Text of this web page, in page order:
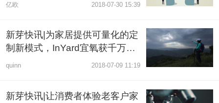
亿欧 2018-07-30 15:39
新芽快讯|为家居提供可量化的定
制新模式，InYard宜氧获千万级
人民币 Pre-A 轮融资
quinn 2018-07-09 11:19
新芽快讯|让消费者体验老客户家